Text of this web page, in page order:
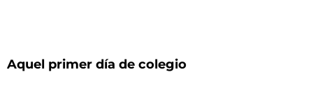
Aquel primer día de colegio